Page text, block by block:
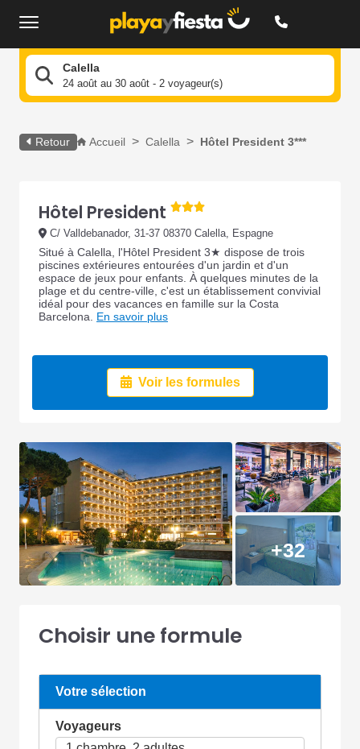
Calella
24 août au 30 août - 2 voyageur(s)
Retour Accueil Calella Hôtel President 3***
Hôtel President
C/ Valldebanador, 31-37 08370 Calella, Espagne
Situé à Calella, l'Hôtel President 3★ dispose de trois
piscines extérieures entourées d'un jardin et d'un
espace de jeux pour enfants. À quelques minutes de la
plage et du centre-ville, c'est un établissement convivial
idéal pour des vacances en famille sur la Costa
Barcelona.
En savoir plus
Voir les formules
+32
Choisir une formule
Votre sélection
Voyageurs